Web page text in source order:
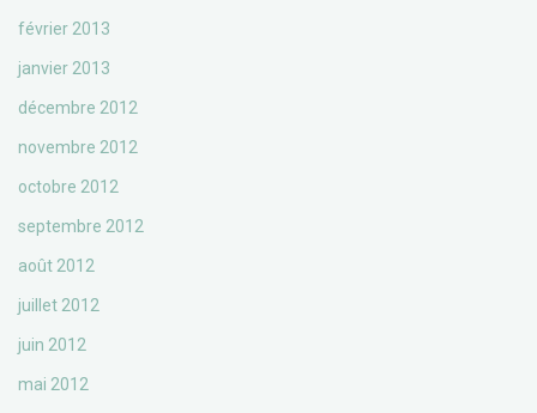
février 2013
janvier 2013
décembre 2012
novembre 2012
octobre 2012
septembre 2012
août 2012
juillet 2012
juin 2012
mai 2012